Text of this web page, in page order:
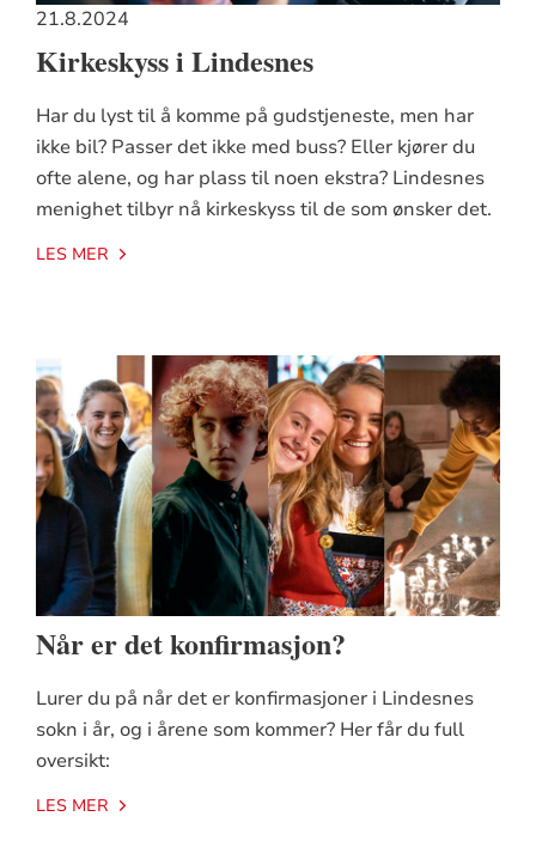
21.8.2024
Kirkeskyss i Lindesnes
Har du lyst til å komme på gudstjeneste, men har
ikke bil? Passer det ikke med buss? Eller kjører du
ofte alene, og har plass til noen ekstra? Lindesnes
menighet tilbyr nå kirkeskyss til de som ønsker det.
LES MER
Når er det konfirmasjon?
Lurer du på når det er konfirmasjoner i Lindesnes
sokn i år, og i årene som kommer? Her får du full
oversikt:
LES MER